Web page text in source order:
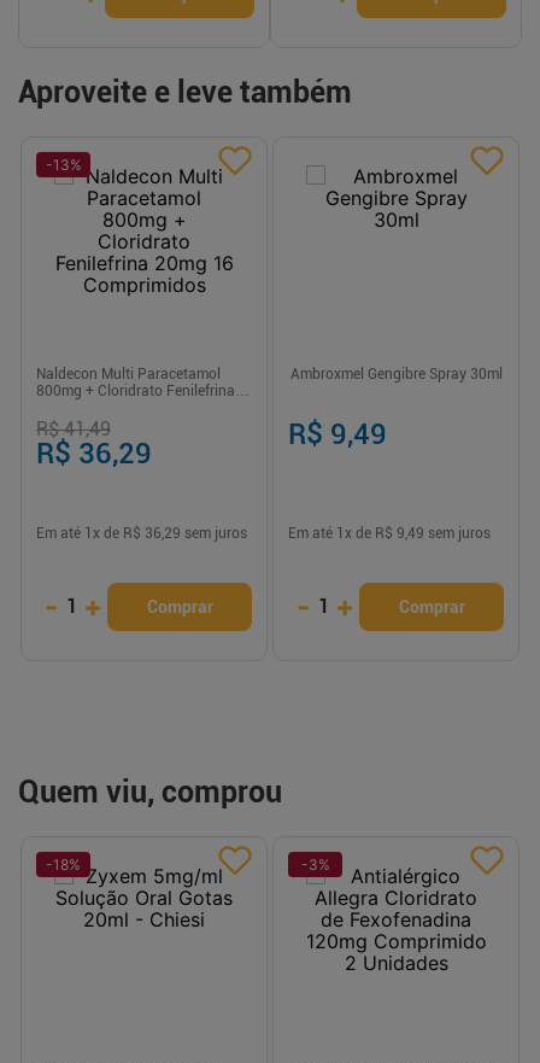
Aproveite e leve também
-13%
Naldecon Multi Paracetamol
800mg + Cloridrato Fenilefrina
R$ 41,49
R$ 36,29
Em até 1 x de R$ 36,29 sem juros
- 1 + Comprar
Ambroxmel Gengibre Spray 30ml
R$ 9,49
Em até 1 x de R$ 9,49 sem juros
- 1 + Comprar
Quem viu, comprou
-18% -3%